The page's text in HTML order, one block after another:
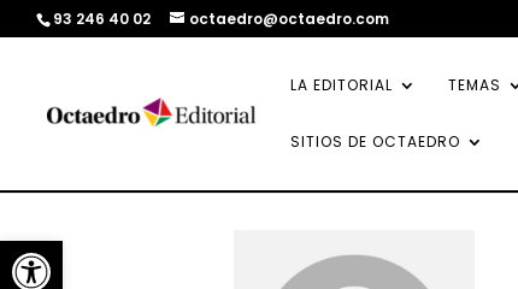
Abrir barra de herramientas
93 246 40 02 octaedro@octaedro.com
LA EDITORIAL TEMAS
SITIOS DE OCTAEDRO